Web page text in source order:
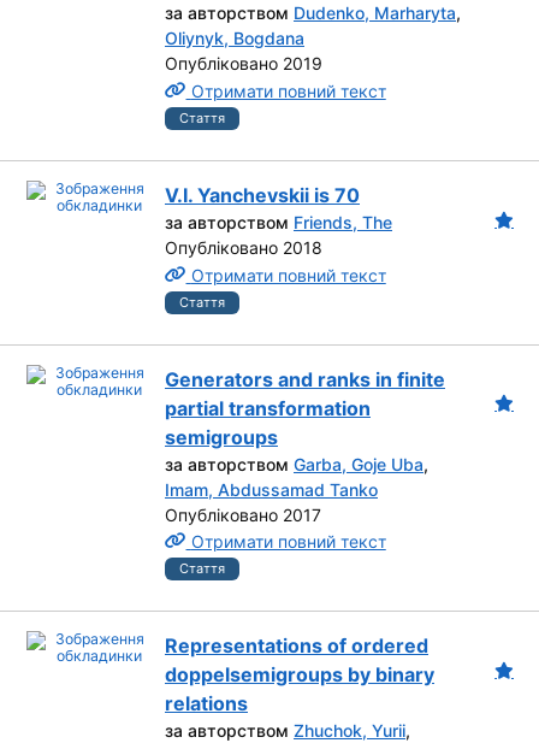
за авторством Dudenko, Marharyta,
Oliynyk, Bogdana
Опубліковано 2019
Отримати повний текст
Стаття
V.I. Yanchevskii is 70
за авторством Friends, The
Опубліковано 2018
Отримати повний текст
Стаття
Generators and ranks in finite
partial transformation
semigroups
за авторством Garba, Goje Uba,
Imam, Abdussamad Tanko
Опубліковано 2017
Отримати повний текст
Стаття
Representations of ordered
doppelsemigroups by binary
relations
за авторством Zhuchok, Yurii,